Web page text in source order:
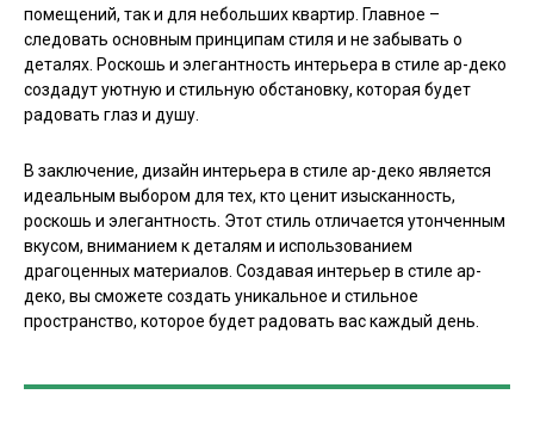
помещений, так и для небольших квартир. Главное –
следовать основным принципам стиля и не забывать о
деталях. Роскошь и элегантность интерьера в стиле ар-деко
создадут уютную и стильную обстановку, которая будет
радовать глаз и душу.
В заключение, дизайн интерьера в стиле ар-деко является
идеальным выбором для тех, кто ценит изысканность,
роскошь и элегантность. Этот стиль отличается утонченным
вкусом, вниманием к деталям и использованием
драгоценных материалов. Создавая интерьер в стиле ар-
деко, вы сможете создать уникальное и стильное
пространство, которое будет радовать вас каждый день.